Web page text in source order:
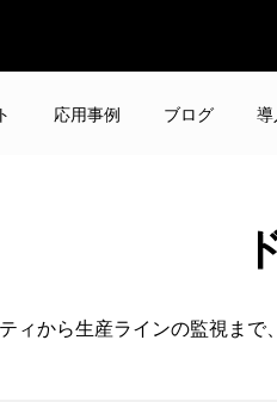
応用事例 ブログ 導
ィから生産ラインの監視まで